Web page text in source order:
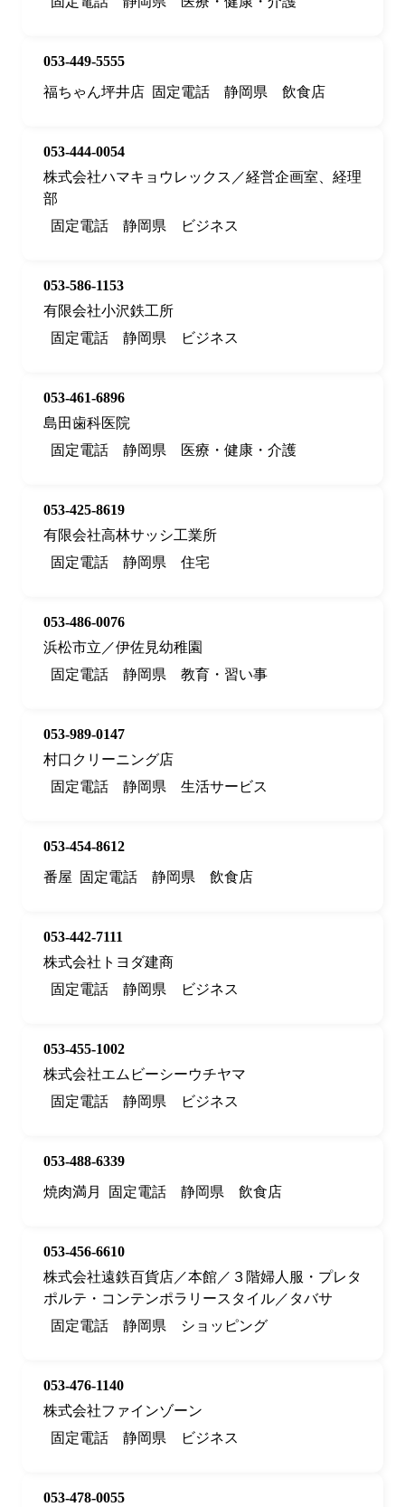
053-449-5555
福ちゃん坪井店 固定電話 静岡県 飲食店
053-444-0054
株式会社ハマキョウレックス／経営企画室、経理
部
固定電話
静岡県 ビジネス
053-586-1153
有限会社小沢鉄工所
固定電話
静岡県 ビジネス
053-461-6896
島田歯科医院
固定電話
静岡県 医療・健康・介護
053-425-8619
有限会社高林サッシ工業所
固定電話
静岡県 住宅
053-486-0076
浜松市立／伊佐見幼稚園
固定電話
静岡県 教育・習い事
053-989-0147
村口クリーニング店
固定電話
静岡県 生活サービス
053-454-8612
番屋
固定電話 静岡県 飲食店
053-442-7111
株式会社トヨダ建商
固定電話
静岡県 ビジネス
053-455-1002
株式会社エムビーシーウチヤマ
固定電話
静岡県 ビジネス
053-488-6339
焼肉満月
固定電話 静岡県 飲食店
053-456-6610
株式会社遠鉄百貨店／本館／３階婦人服・プレタ
ポルテ・コンテンポラリースタイル／タバサ
固定電話
静岡県 ショッピング
053-476-1140
株式会社ファインゾーン
固定電話
静岡県 ビジネス
053-478-0055